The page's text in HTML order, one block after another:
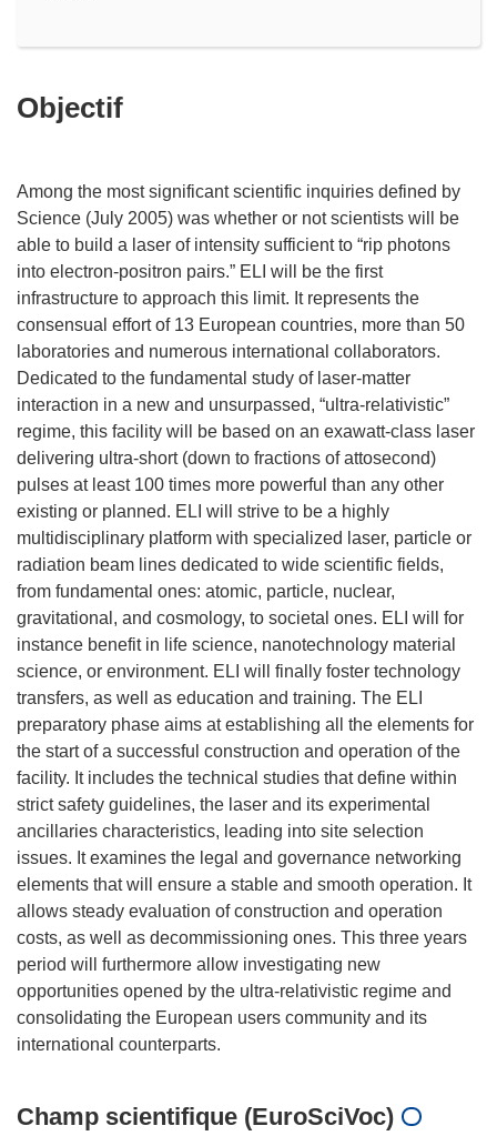
Objectif
Among the most significant scientific inquiries defined by
Science (July 2005) was whether or not scientists will be
able to build a laser of intensity sufficient to “rip photons
into electron-positron pairs.” ELI will be the first
infrastructure to approach this limit. It represents the
consensual effort of 13 European countries, more than 50
laboratories and numerous international collaborators.
Dedicated to the fundamental study of laser-matter
interaction in a new and unsurpassed, “ultra-relativistic”
regime, this facility will be based on an exawatt-class laser
delivering ultra-short (down to fractions of attosecond)
pulses at least 100 times more powerful than any other
existing or planned. ELI will strive to be a highly
multidisciplinary platform with specialized laser, particle or
radiation beam lines dedicated to wide scientific fields,
from fundamental ones: atomic, particle, nuclear,
gravitational, and cosmology, to societal ones. ELI will for
instance benefit in life science, nanotechnology material
science, or environment. ELI will finally foster technology
transfers, as well as education and training. The ELI
preparatory phase aims at establishing all the elements for
the start of a successful construction and operation of the
facility. It includes the technical studies that define within
strict safety guidelines, the laser and its experimental
ancillaries characteristics, leading into site selection
issues. It examines the legal and governance networking
elements that will ensure a stable and smooth operation. It
allows steady evaluation of construction and operation
costs, as well as decommissioning ones. This three years
period will furthermore allow investigating new
opportunities opened by the ultra-relativistic regime and
consolidating the European users community and its
Champ scientifique (EuroSciVoc)